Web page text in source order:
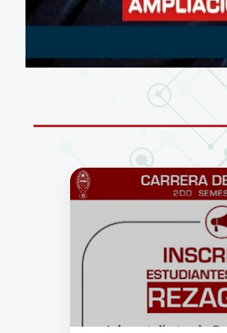
CONÉCTATE A LA